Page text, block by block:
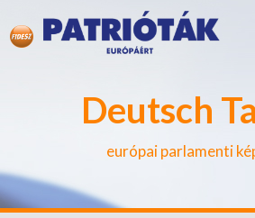
Deutsch
európai parlamenti